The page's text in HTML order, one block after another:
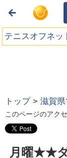
テニスオフネッ
トップ >滋賀
このページのアク
月曜★★